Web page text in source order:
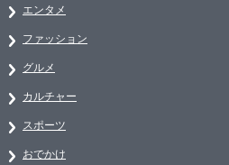
エンタメ
ファッション
グルメ
カルチャー
スポーツ
おでかけ